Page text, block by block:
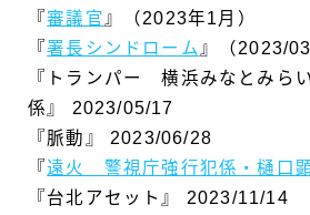
『審議官 』（2023年1月）
『署長シンドローム 』（2023/
『トランパー 横浜みなとみら
係』 2023/05/17
『脈動』 2023/06/28
『遠火 警視庁強行犯係・樋口
『台北アセット』 2023/11/14